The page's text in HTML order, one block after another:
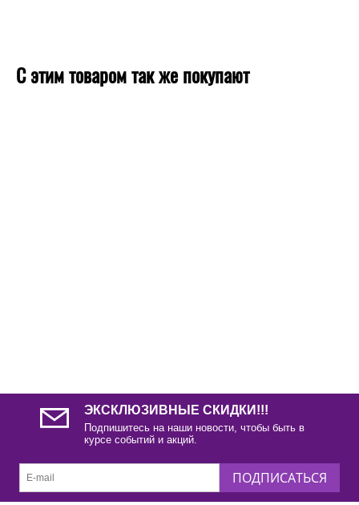
С этим товаром так же покупают
ЭКСКЛЮЗИВНЫЕ СКИДКИ!!!
Подпишитесь на наши новости, чтобы быть в
курсе событий и акций.
ПОДПИСАТЬСЯ